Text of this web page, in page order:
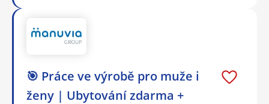
🎯 Práce ve výrobě pro muže i
ženy | Ubytování zdarma +